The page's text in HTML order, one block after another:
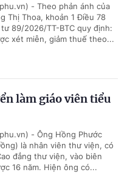
- Theo phản ánh của
Thị Thoa, khoản 1 Điều 78
89/2026/TT-BTC quy định:
xét miễn, giảm thuế theo...
làm giáo viên tiểu
- Ông Hồng Phước
là nhân viên thư viện, có
đẳng thư viện, vào biên
16 năm. Hiện ông có...